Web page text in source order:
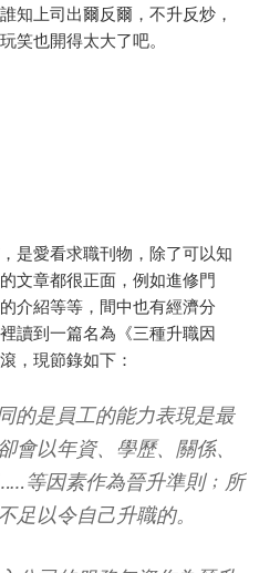
知上司出爾反爾，不升反炒，
笑也開得太大了吧。
是愛看求職刊物，除了可以知
文章都很正面，例如進修門
介紹等等，間中也有經濟分
讀到一篇名為《三種升職因
，現節錄如下：
的是員工的能力表現是最
會以年資、學歷、關係、
等因素作為晉升準則﹔所
足以令自己升職的。